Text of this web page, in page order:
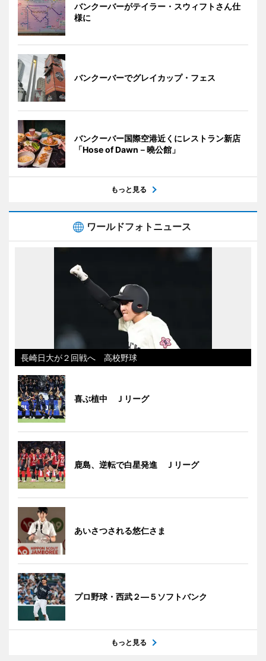
バンクーバーがテイラー・スウィフトさん仕
様に
バンクーバーでグレイカップ・フェス
バンクーバー国際空港近くにレストラン新店
「Hose of Dawn－曉公館」
もっと見る
ワールドフォトニュース
長崎日大が２回戦へ 高校野球
喜ぶ植中 Ｊリーグ
鹿島、逆転で白星発進 Ｊリーグ
あいさつされる悠仁さま
プロ野球・西武２―５ソフトバンク
もっと見る